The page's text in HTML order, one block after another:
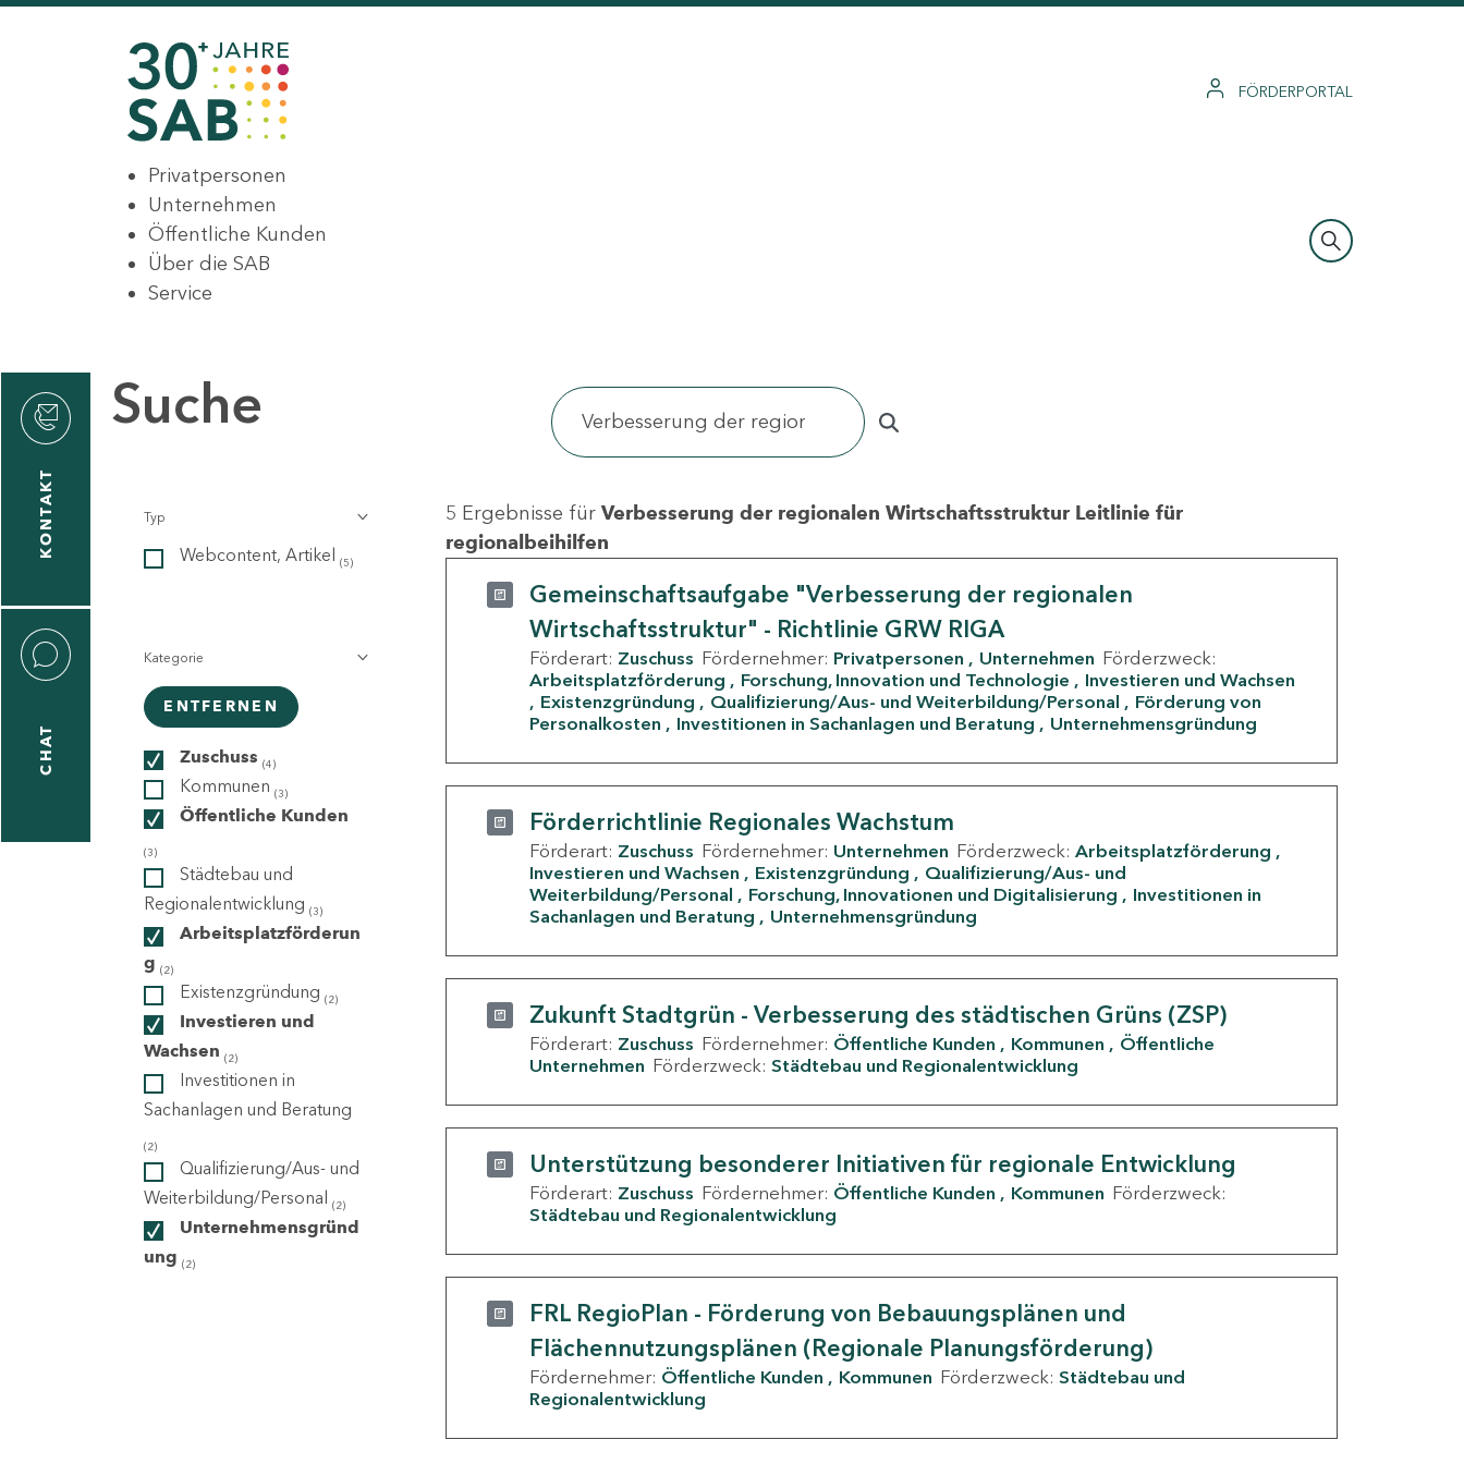
FÖRDERPORTAL
Privatpersonen
Unternehmen
Öffentliche Kunden
Über die SAB
Service
KONTAKT
CHAT
Suche
Typ
Webcontent, Artikel (5)
Kategorie
ENTFERNEN
Zuschuss (4)
Kommunen (3)
Öffentliche Kunden
(3)
Städtebau und
Regionalentwicklung (3)
Arbeitsplatzförderun
g (2)
Existenzgründung (2)
Investieren und
Wachsen (2)
Investitionen in
Sachanlagen und Beratung
(2)
Qualifizierung/Aus- und
Weiterbildung/Personal (2)
Unternehmensgründ
ung (2)
5 Ergebnisse für Verbesserung der regionalen Wirtschaftsstruktur Leitlinie für
regionalbeihilfen
Gemeinschaftsaufgabe "Verbesserung der regionalen
Wirtschaftsstruktur" - Richtlinie GRW RIGA
Förderart: Zuschuss Fördernehmer: Privatpersonen Unternehmen Förderzweck:
Arbeitsplatzförderung
Forschung, Innovation und Technologie
Investieren und Wachsen
Existenzgründung
Qualifizierung/Aus- und Weiterbildung/Personal
Förderung von
Personalkosten
Investitionen in Sachanlagen und Beratung Unternehmensgründung
Förderrichtlinie Regionales Wachstum
Förderart: Zuschuss Fördernehmer: Unternehmen Förderzweck: Arbeitsplatzförderung
Investieren und Wachsen
Existenzgründung
Qualifizierung/Aus- und
Weiterbildung/Personal
Forschung, Innovationen und Digitalisierung
Investitionen in
Sachanlagen und Beratung
Unternehmensgründung
Zukunft Stadtgrün - Verbesserung des städtischen Grüns (ZSP)
Förderart: Zuschuss Fördernehmer: Öffentliche Kunden Kommunen
Öffentliche
Unternehmen Förderzweck: Städtebau und Regionalentwicklung
Unterstützung besonderer Initiativen für regionale Entwicklung
Förderart: Zuschuss Fördernehmer: Öffentliche Kunden Kommunen Förderzweck:
Städtebau und Regionalentwicklung
FRL RegioPlan - Förderung von Bebauungsplänen und
Flächennutzungsplänen (Regionale Planungsförderung)
Fördernehmer: Öffentliche Kunden Kommunen Förderzweck: Städtebau und
Regionalentwicklung